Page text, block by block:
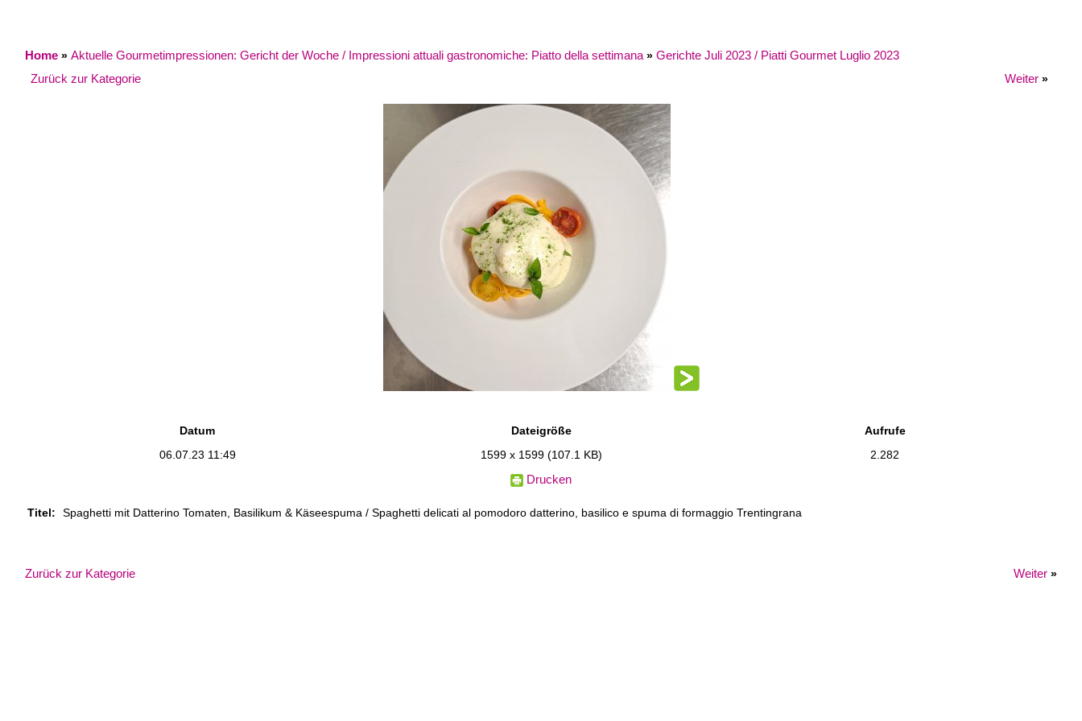
Home » Aktuelle Gourmetimpressionen: Gericht der Woche / Impressioni attuali gastronomiche: Piatto della settimana » Gerichte Juli 2023 / Piatti Gourmet Luglio 2023
Weiter »
Zurück zur Kategorie
Datum Dateigröße
Aufrufe
06.07.23 11:49
1599 x 1599 (107.1 KB) 2.282
Drucken
Titel: Spaghetti mit Datterino Tomaten, Basilikum & Käseespuma / Spaghetti delicati al pomodoro datterino, basilico e spuma di formaggio Trentingrana
Zurück zur Kategorie Weiter »